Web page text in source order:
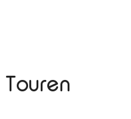
Touren